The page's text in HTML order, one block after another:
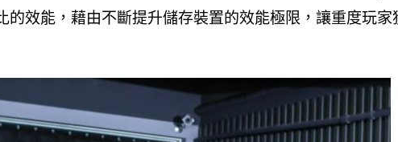
效能，藉由不斷提升儲存裝置的效能極限，讓重度玩家